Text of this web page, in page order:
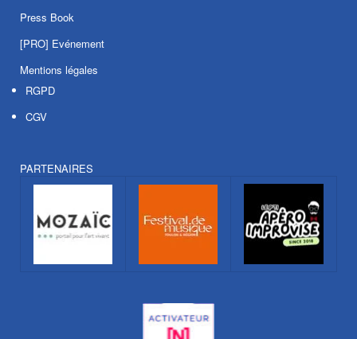
Press Book
[PRO] Evénement
Mentions légales
RGPD
CGV
PARTENAIRES